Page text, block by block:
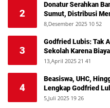
2
Donatur Serahkan
Sumut, Distribusi
8,Desember 2025 10 52
3
Godfried Lubis: Tak
Sekolah Karena
13,April 2025 21 41
4
Beasiswa, UHC,
Lengkap Godfried
5,Juli 2025 19 26